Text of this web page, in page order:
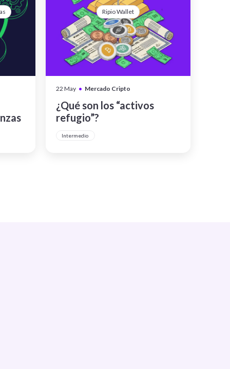
Ripio Wallet
22 May • Mercado Cripto
¿Qué son los “activos
refugio”?
Intermedio